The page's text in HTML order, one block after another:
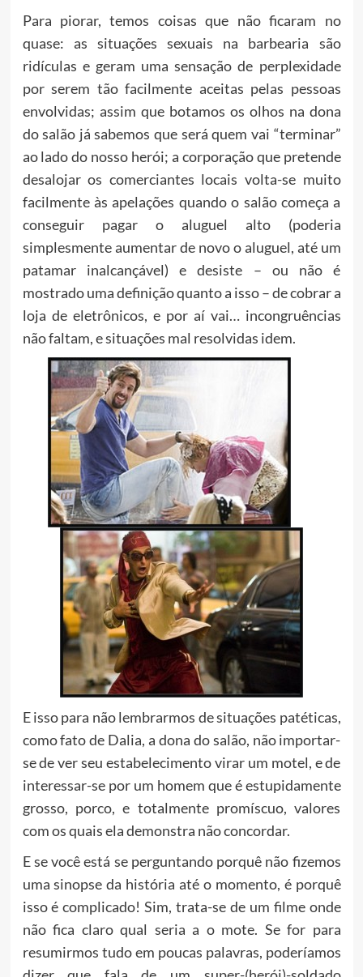
Para piorar, temos coisas que não ficaram no
quase: as situações sexuais na barbearia são
ridículas e geram uma sensação de perplexidade
por serem tão facilmente aceitas pelas pessoas
envolvidas; assim que botamos os olhos na dona
do salão já sabemos que será quem vai “terminar”
ao lado do nosso herói; a corporação que pretende
desalojar os comerciantes locais volta-se muito
facilmente às apelações quando o salão começa a
conseguir pagar o aluguel alto (poderia
simplesmente aumentar de novo o aluguel, até um
patamar inalcançável) e desiste – ou não é
mostrado uma definição quanto a isso – de cobrar a
loja de eletrônicos, e por aí vai… incongruências
não faltam, e situações mal resolvidas idem.
E isso para não lembrarmos de situações patéticas,
como fato de Dalia, a dona do salão, não importar-
se de ver seu estabelecimento virar um motel, e de
interessar-se por um homem que é estupidamente
grosso, porco, e totalmente promíscuo, valores
com os quais ela demonstra não concordar.
E se você está se perguntando porquê não fizemos
uma sinopse da história até o momento, é porquê
isso é complicado! Sim, trata-se de um filme onde
não fica claro qual seria a o mote. Se for para
resumirmos tudo em poucas palavras, poderíamos